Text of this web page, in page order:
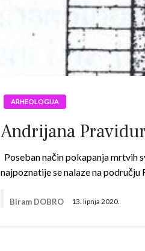
ARHEOLOGIJA
Andrijana
Poseban način pokapanja mrtvih
najpoznatije se nalaze na
Biram DOBRO 13. lipnja 2020.